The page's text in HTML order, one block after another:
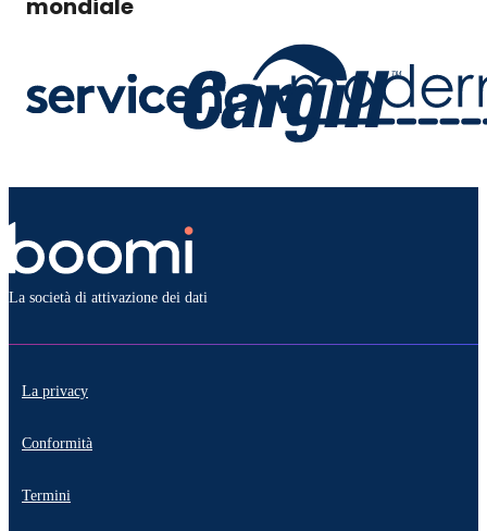
mondiale
La società di attivazione dei dati
La privacy
Conformità
Termini